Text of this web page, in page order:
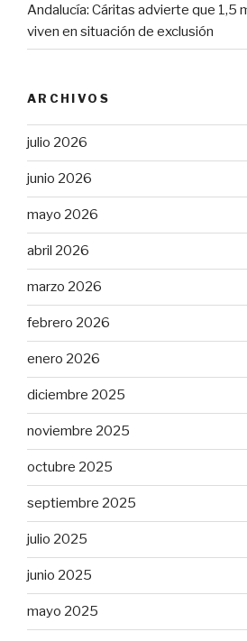
Andalucía: Cáritas advierte que 1,5
viven en situación de exclusión
ARCHIVOS
julio 2026
junio 2026
mayo 2026
abril 2026
marzo 2026
febrero 2026
enero 2026
diciembre 2025
noviembre 2025
octubre 2025
septiembre 2025
julio 2025
junio 2025
mayo 2025